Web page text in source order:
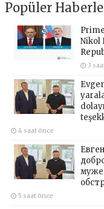
Popüler
Nikol
3
4 saat önce
5 saat önce